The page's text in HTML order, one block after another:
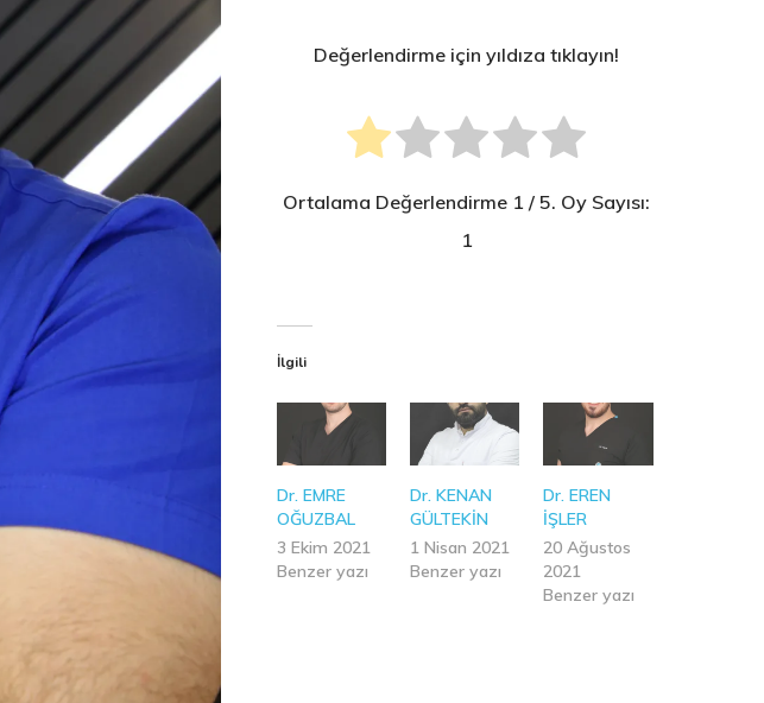
Değerlendirme için yıldıza tıklayın!
Ortalama Değerlendirme 1 / 5. Oy Sayısı:
1
İlgili
Dr. EMRE
OĞUZBAL
3 Ekim 2021
Benzer yazı
Dr. KENAN
GÜLTEKİN
1 Nisan 2021
Benzer yazı
Dr. EREN
İŞLER
20 Ağustos
2021
Benzer yazı